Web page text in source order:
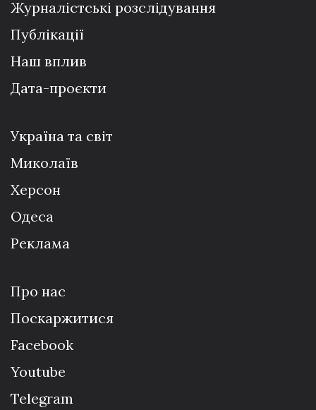
Журналістські розслідування
Публікації
Наш вплив
Дата-проєкти
Україна та світ
Миколаїв
Херсон
Одеса
Реклама
Про нас
Поскаржитися
Facebook
Youtube
Telegram